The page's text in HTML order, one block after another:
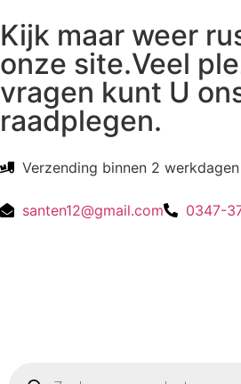
Kijk maar weer
onze site.Veel
vragen kunt U
raadplegen.
Verzending binnen 2 werkdagen
santen12@gmail.com 0347-